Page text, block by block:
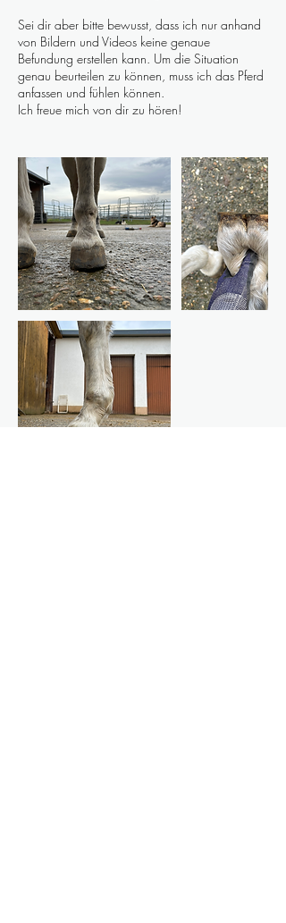
Sei dir aber bitte bewusst, dass ich nur anhand
von Bildern und Videos keine genaue
Befundung erstellen kann. Um die Situation
genau beurteilen zu können, muss ich das Pferd
anfassen und fühlen können.
Ich freue mich von dir zu hören!